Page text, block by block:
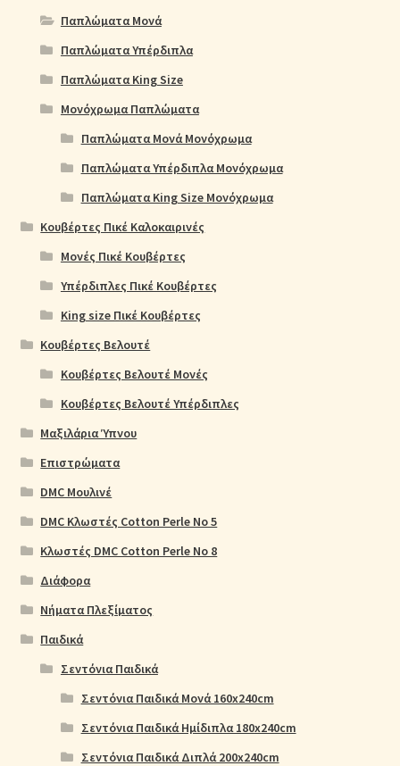
Παπλώματα Μονά
Παπλώματα Υπέρδιπλα
Παπλώματα King Size
Μονόχρωμα Παπλώματα
Παπλώματα Μονά Μονόχρωμα
Παπλώματα Υπέρδιπλα Μονόχρωμα
Παπλώματα King Size Μονόχρωμα
Κουβέρτες Πικέ Καλοκαιρινές
Μονές Πικέ Κουβέρτες
Υπέρδιπλες Πικέ Κουβέρτες
King size Πικέ Κουβέρτες
Κουβέρτες Βελουτέ
Κουβέρτες Βελουτέ Μονές
Κουβέρτες Βελουτέ Υπέρδιπλες
Μαξιλάρια Ύπνου
Επιστρώματα
DMC Μουλινέ
DMC Κλωστές Cotton Perle No 5
Κλωστές DMC Cotton Perle No 8
Διάφορα
Νήματα Πλεξίματος
Παιδικά
Σεντόνια Παιδικά
Σεντόνια Παιδικά Μονά 160x240cm
Σεντόνια Παιδικά Ημίδιπλα 180x240cm
Σεντόνια Παιδικά Διπλά 200x240cm